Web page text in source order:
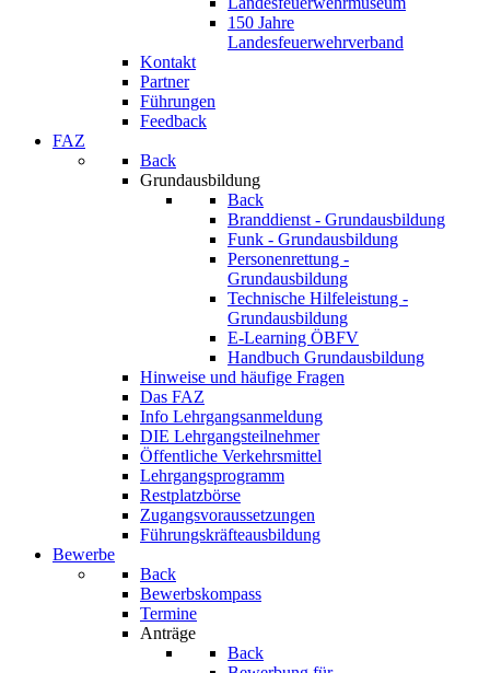
150 Jahre
Landesfeuerwehrverband
Kontakt
Partner
Führungen
Feedback
FAZ
Back
Grundausbildung
Back
Branddienst - Grundausbildung
Funk - Grundausbildung
Personenrettung -
Grundausbildung
Technische Hilfeleistung -
Grundausbildung
E-Learning ÖBFV
Handbuch Grundausbildung
Hinweise und häufige Fragen
Das FAZ
Info Lehrgangsanmeldung
DIE Lehrgangsteilnehmer
Öffentliche Verkehrsmittel
Lehrgangsprogramm
Restplatzbörse
Zugangsvoraussetzungen
Führungskräfteausbildung
Bewerbe
Back
Bewerbskompass
Termine
Anträge
Back